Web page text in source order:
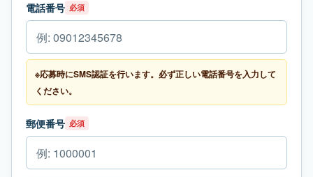
電話番号 必須
※応募時にSMS認証を行います。必ず正しい電話番号を入力して
ください。
郵便番号 必須